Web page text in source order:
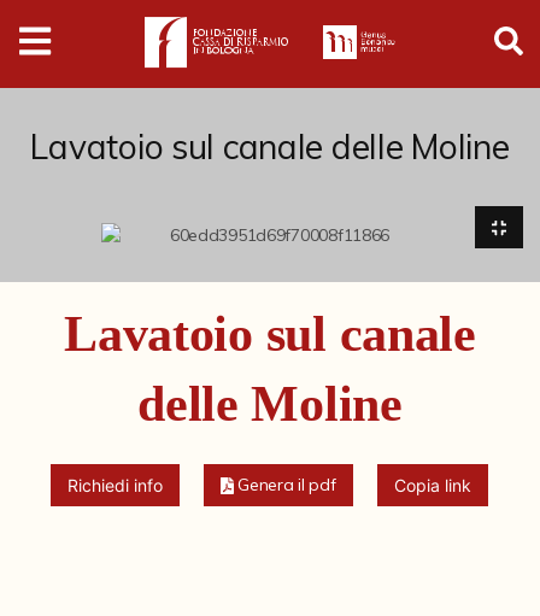
Digital
Humanities
Donazioni
Cataloghi storici
Lavatoio sul canale delle Moline
Lavatoio sul canale
delle Moline
Richiedi info Genera il pdf Copia link